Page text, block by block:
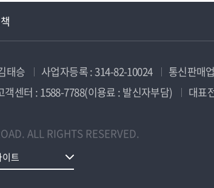
태승 사업자등록 : 314-82-10024
통신판매
객센터 : 1588-7788(이용료 : 발신자부담)
대표
ALL RIGHTS RESERVED.
트